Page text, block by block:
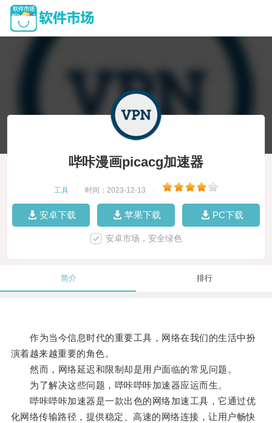
哔咔漫画picacg加速器
工具 时间：2023-12-13
安卓下载 苹果下载 PC下载
安卓市场，安全绿色
简介 排行
作为当今信息时代的重要工具，网络在我们的生活中扮
演着越来越重要的角色。
然而，网络延迟和限制却是用户面临的常见问题。
为了解决这些问题，哔咔哔咔加速器应运而生。
哔咔哔咔加速器是一款出色的网络加速工具，它通过优
化网络传输路径，提供稳定、高速的网络连接，让用户畅快